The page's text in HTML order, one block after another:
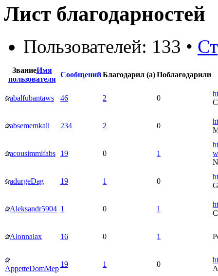
Лист благодарностей
Пользователей: 133 •
ЗваниеИмя
пользователя
СообщенийБлагодарил (а)Поблагодарили
abalfubantaws 46 2 0
absememkali 234 2 0
acousimmifabs 19 0 1
adurgeDag 19 1 0
Aleksandr5904 1 0 1
Alonnalax 16 0 1
AppetteDomMep
19 1 0